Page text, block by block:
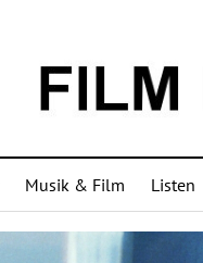
Musik & Film Listen